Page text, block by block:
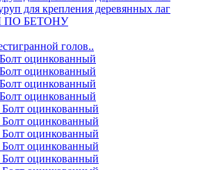
для крепления деревянных лаг
БЕТОНУ
голов..
оцинкованный
оцинкованный
оцинкованный
оцинкованный
оцинкованный
оцинкованный
оцинкованный
оцинкованный
оцинкованный